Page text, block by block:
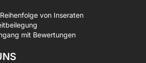
von Inseraten
mit Bewertungen